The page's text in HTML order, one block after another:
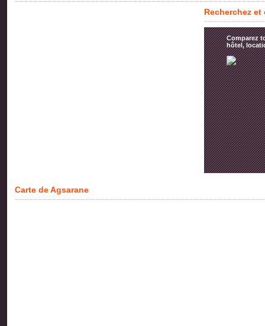
Recherchez
Comparez
hôtel,
Carte de Agsarane